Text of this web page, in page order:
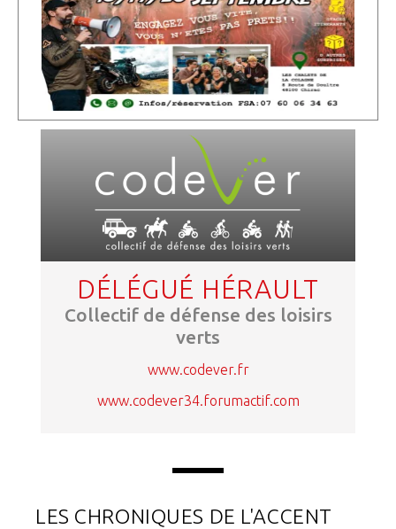
DÉLÉGUÉ HÉRAULT
Collectif de défense des loisirs
verts
www.codever.fr
www.codever34.forumactif.com
LES CHRONIQUES DE L'ACCENT